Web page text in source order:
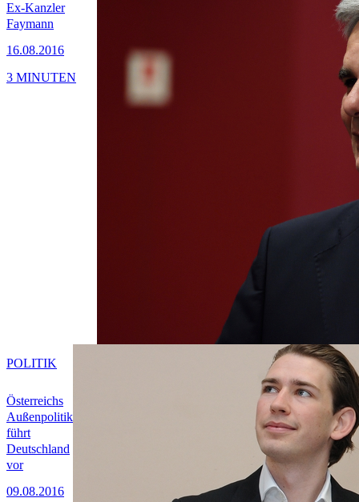
Ex-Kanzler
Faymann
16.08.2016
3 MINUTEN
Österreichs
Außenpolitik
führt
Deutschland
vor
09.08.2016
POLITIK